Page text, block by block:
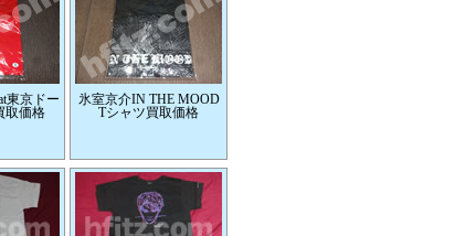
東京ドー
取価格
氷室京介IN THE MOOD
Tシャツ買取価格